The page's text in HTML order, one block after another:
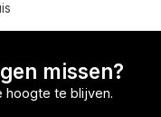
missen?
hoogte te blijven.